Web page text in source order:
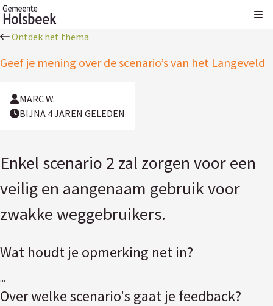
Ontdek het thema
Geef je mening over de scenario’s van het Langeveld
MARC W.
BIJNA 4 JAREN GELEDEN
Enkel scenario 2 zal zorgen voor een
veilig en aangenaam gebruik voor
zwakke weggebruikers.
Wat houdt je opmerking net in?
...
Over welke scenario's gaat je feedback?